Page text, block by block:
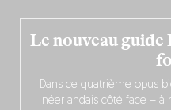
Le nouveau
Dans ce quatrième opus
néerlandais côté face – à